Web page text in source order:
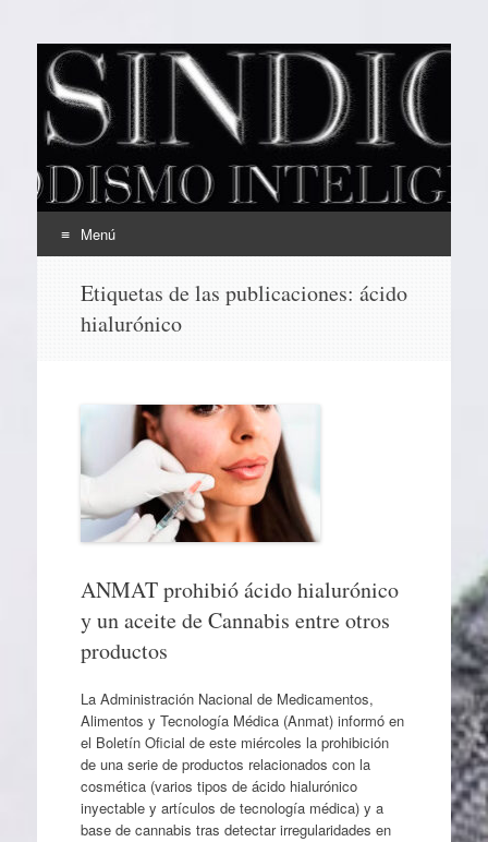
EL SINDICAL
Periodismo Inteligente
Menú
contenido
Etiquetas de las publicaciones: ácido
hialurónico
ANMAT prohibió ácido hialurónico
y un aceite de Cannabis entre otros
productos
La Administración Nacional de Medicamentos,
Alimentos y Tecnología Médica (Anmat) informó en
el Boletín Oficial de este miércoles la prohibición
de una serie de productos relacionados con la
cosmética (varios tipos de ácido hialurónico
inyectable y artículos de tecnología médica) y a
base de cannabis tras detectar irregularidades en